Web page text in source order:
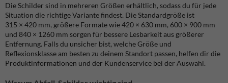
Die Schilder sind in mehreren Größen erhältlich, sodass du für jede
Situation die richtige Variante findest. Die Standardgröße ist
315 × 420 mm, größere Formate wie 420 × 630 mm, 600 × 900 mm
und 840 × 1260 mm sorgen für bessere Lesbarkeit aus größerer
Entfernung. Falls du unsicher bist, welche Größe und
Reflexionsklasse am besten zu deinem Standort passen, helfen dir die
Produktinformationen und der Kundenservice bei der Auswahl.